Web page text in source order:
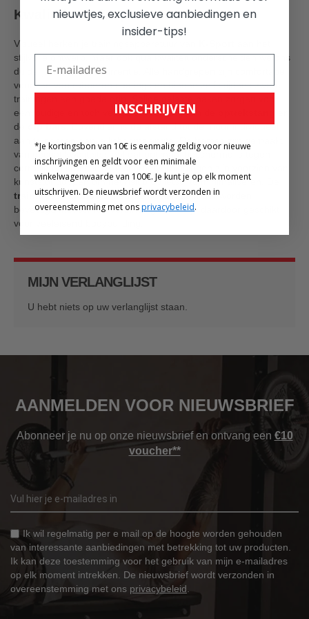
Kwaliteit die inspireert!
Visueel herken je trainingsapparatuur van
stijlvolle ontwerp. Maar ook qua kwaliteit onderscheiden we ons
duidelijk van de concurrentie. Alle handgrepen zijn comfortabel
voorzien van rubberen coatings en bieden zelfs tijdens zware
trainingen een goede grip. Solide gelaste haken zorgen voor
eenvoudige en toch veilige bevestiging van de
de
dip bars. Bovendien is de afstand tot de muur individueel
aan te passen aan je lichaamslengte. De frames zijn gemaakt
van gecoat kwaliteitsstaal dat optimaal beschermd is tegen
corrosie en krassen. Alle schroefverbindingen zijn voorzien van
kunststof doppen om het risico op letsel te minimaliseren. De
trainingsstations kunnen stevig aan de muur worden
bevestigd met schroefverbindingen en zijn daardoor geschikt
voor veeleisend bodybuilding.
MIJN VERLANGLIJST
U hebt niets op uw verlanglijst staan.
AANMELDEN VOOR NIEUWSBRIEF
Abonneer je nu op onze nieuwsbrief en ontvang een €10
voucher**
Ik wil regelmatig per e mail op de hoogte worden gehouden
van interessante aanbiedingen met betrekking tot uw producten.
Ik kan deze toestemming voor het gebruik van mijn e-mailadres
op elk moment intrekken. De nieuwsbrief wordt verzonden in
overeenstemming met ons privacybeleid
nieuwtjes, exclusieve aanbiedingen en
insider-tips!
INSCHRIJVEN
*Je kortingsbon van 10€ is eenmalig geldig voor nieuwe
inschrijvingen en geldt voor een minimale
winkelwagenwaarde van 100€. Je kunt je op elk moment
uitschrijven. De nieuwsbrief wordt verzonden in
overeenstemming met onsprivacybeleid.